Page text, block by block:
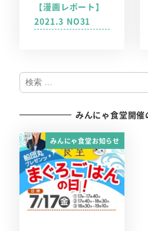
【漫画レポート】
2021.3 NO31
検
索
みんにゃ食堂開催
みんにゃ食堂お知らせ